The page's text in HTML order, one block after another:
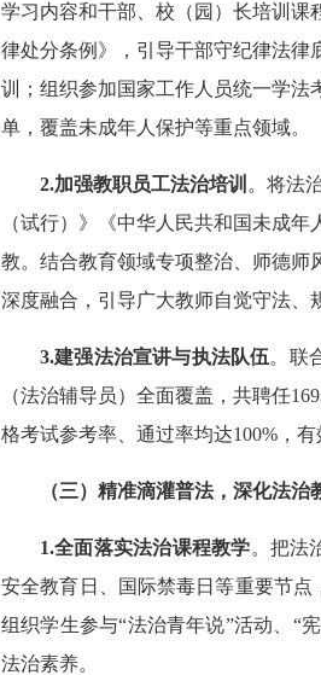
学习内容和干部、校（园）长培训课
律处分条例》，引导干部守纪律法律
训；组织参加国家工作人员统一学法
单，覆盖未成年人保护等重点领域。
2.加强教职员工法治培训 。将法
（试行）》《中华人民共和国未成
教。结合教育领域专项整治、师德师
深度融合，引导广大教师自觉守法、
3.建强法治宣讲与执法队伍。联
（法治辅导员）全面覆盖，共聘任
格考试参考率、通过率均达100%，
（三）精准滴灌普法，深化法治
1.全面落实法治课程教学。把法
安全教育日、国际禁毒日等重要节
组织学生参与“法治青年说”活动、“
法治素养。